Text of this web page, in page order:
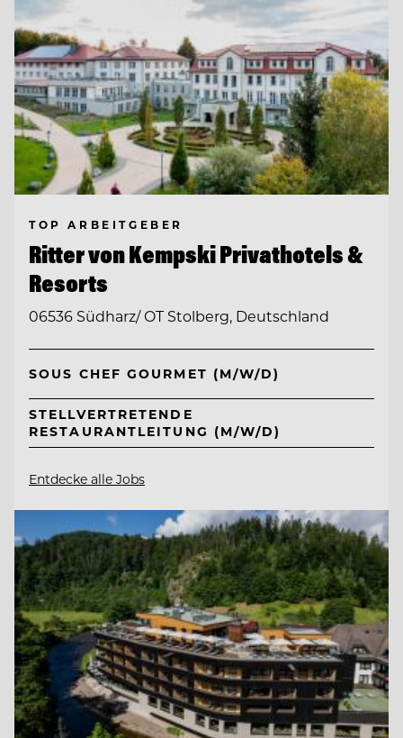
TOP ARBEITGEBER
Ritter von Kempski Privathotels &
Resorts
06536 Südharz/ OT Stolberg, Deutschland
SOUS CHEF GOURMET (M/W/D)
STELLVERTRETENDE
RESTAURANTLEITUNG (M/W/D)
Entdecke alle Jobs